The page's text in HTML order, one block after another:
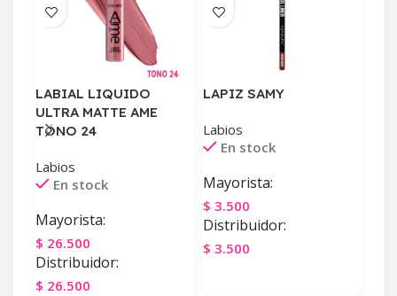
LABIAL LIQUIDO
ULTRA MATTE AME
TONO 24
Labios
En stock
Mayorista:
$ 26.500
Distribuidor:
$ 26.500
LAPIZ SAMY
Labios
En stock
Mayorista:
$ 3.500
Distribuidor:
$ 3.500